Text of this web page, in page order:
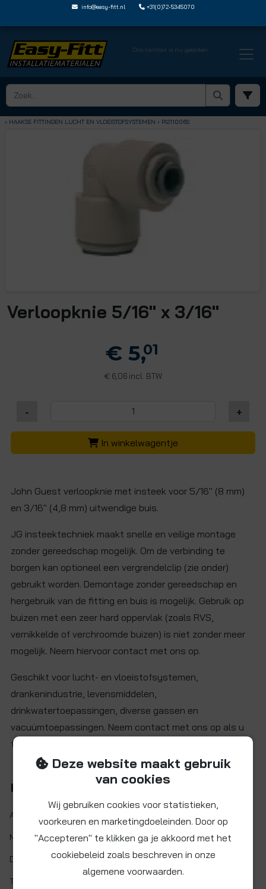
info@easy-fitt.nl +31(0)72-5345070
Ons kantoor is nu gesloten
HOME › SPEEDFIT LUCHT EN VLOEISTOFFEN
› HAAKSE FITTINGEN LUCHT EN VLOEISTOFSYSTEMEN › PI211006S
Verloopknie 5/16" x 3/16"
€ 5,01
€ 6,06 incl. BTW
- +
In winkelwagentje
John Guest verloopknie met insteek voor 5/16" (8 mm)
en 3/16" (4,8 mm) uitwendige buis.
JG insteektechniek maakt snelle en veilige montage
zonder gereedschap mogelijk. Om de verbinding te
borgen kan optioneel een vergrendelclip (zie onder)
gebruikt worden. Demontage zonder gereedschap en
hergebruik van de fitting en buis is mogelijk. Gebruik op
buizen met een zeer hard oppervlak (zoals RVS,
vernikkelde of verchroomde buizen) is niet zonder meer
mogelijk. Neem hiervoor contact met ons op.
Geschikt voor lucht- en vloeistofsystemen,
drankenindustrie, levensmiddelen,
drinkwatertoepassingen, diverse gassen en
vacuümtoepassingen. Neem contact met ons op als u
twijfelt over de toepasbaarheid in uw systeem.
Kenmerken
Artikelnr.:
Maat: Ø 5/16" x 3/16"
Demontabel: Ja
Twist&Lock:
Deze website maakt gebruik
van cookies
Wij gebruiken cookies voor statistieken,
voorkeuren en marketingdoeleinden. Door op
"Accepteren" te klikken ga je akkoord met het
cookiebeleid zoals beschreven in onze
algemene voorwaarden.